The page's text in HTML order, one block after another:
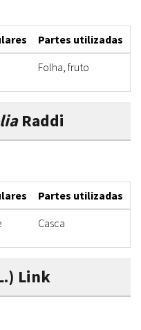
Partes utilizadas
Folha, fruto
Raddi
Partes utilizadas
Casca
Link